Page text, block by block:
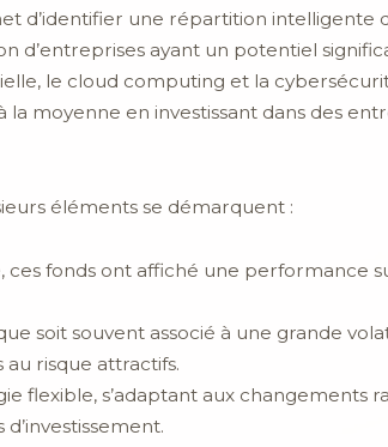
d’identifier une répartition
d’entreprises ayant un potentiel
le cloud computing et la
moyenne en investissant dans des
éléments se démarquent :
ces fonds ont affiché une performance
soit souvent associé à une grande
risque attractifs.
flexible, s’adaptant aux changements